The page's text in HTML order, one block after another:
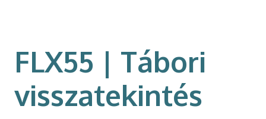
FLX55 | Tábori
visszatekintés